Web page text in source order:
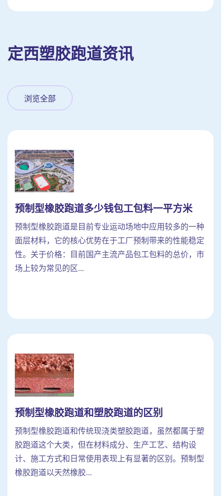
定西塑胶跑道资讯
浏览全部
预制型橡胶跑道多少钱包工包料一平方米
预制型橡胶跑道是目前专业运动场地中应用较多的一种
面层材料，它的核心优势在于工厂预制带来的性能稳定
性。关于价格：目前国产主流产品包工包料的总价，市
场上较为常见的区...
预制型橡胶跑道和塑胶跑道的区别
预制型橡胶跑道和传统现浇类塑胶跑道，虽然都属于塑
胶跑道这个大类，但在材料成分、生产工艺、结构设
计、施工方式和日常使用表现上有显著的区别。预制型
橡胶跑道以天然橡胶...